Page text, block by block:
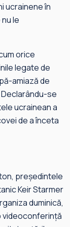
ucrainene în
le
orice
legate de
amiază de
Declarându-se
ucrainean a
de a înceta
preşedintele
Keir Starmer
duminică,
videoconferinţă